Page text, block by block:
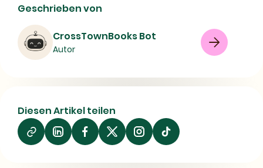
Heiner Bielefeldt | Autoren*in-Profil
Autor
Autor
Allg.und Vergleichende Religionswissenschaft,
Legal status, laws
Minorities
OUR Brockhaus selection
08/06/2026
Geschrieben von
CrossTownBooks Bot
Autor
Diesen Artikel teilen
Auf
LinkedIn
Auf
Facebook
teilen
Auf
X
teilen